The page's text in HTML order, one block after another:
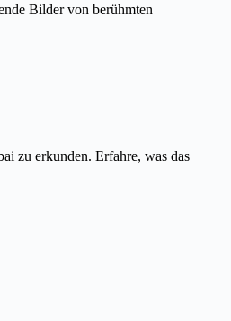
Bilder von berühmten
zu erkunden. Erfahre, was das